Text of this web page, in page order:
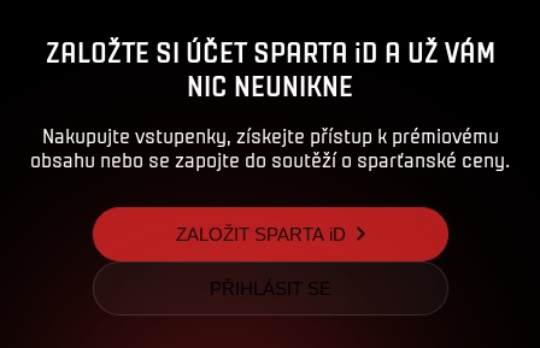
ZALOŽTE SI ÚČET SPARTA iD A UŽ VÁM
NIC NEUNIKNE
Nakupujte vstupenky, získejte přístup k prémiovému
obsahu nebo se zapojte do soutěží o sparťanské ceny.
ZALOŽIT SPARTA iD
PŘIHLÁSIT SE